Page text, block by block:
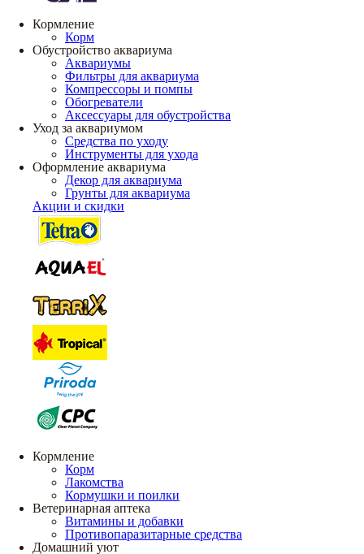
Кормление
Корм
Обустройство аквариума
Аквариумы
Фильтры для аквариума
Компрессоры и помпы
Обогреватели
Аксессуары для обустройства
Уход за аквариумом
Средства по уходу
Инструменты для ухода
Оформление аквариума
Декор для аквариума
Грунты для аквариума
Акции и скидки
Кормление
Корм
Лакомства
Кормушки и поилки
Ветеринарная аптека
Витамины и добавки
Противопаразитарные средства
Домашний уют